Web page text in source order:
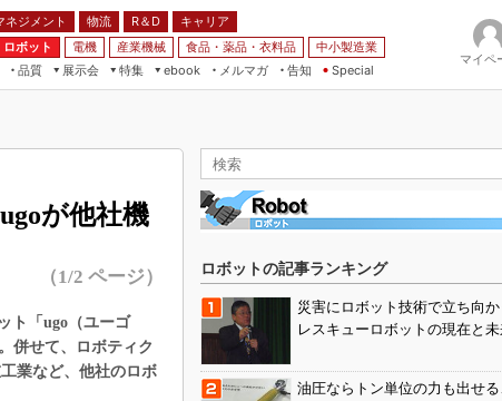
ネジメント 物流 R＆D
キャリア
ロボット 電機 産業機械 食品・薬品・衣料品
中小製造業
品質
展示会
特集
ebook
メルマガ
告知 Special
マイペ
が他社機
（1/2 ページ）
ト「ugo（ユーゴ
併せて、ロボティク
業など、他社のロボ
ロボットの記事ランキング
災害にロボット技術で立ち向か
レスキューロボットの現在と
油圧ならトン単位の力も出せ